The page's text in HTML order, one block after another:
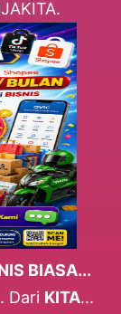
BIASA...
Dari KITA...